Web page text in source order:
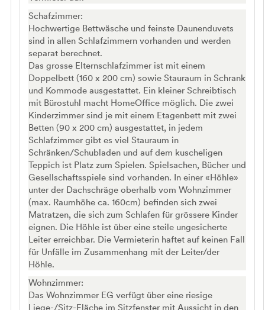
Schafzimmer:
Hochwertige Bettwäsche und feinste Daunenduvets
sind in allen Schlafzimmern vorhanden und werden
separat berechnet.
Das grosse Elternschlafzimmer ist mit einem
Doppelbett (160 x 200 cm) sowie Stauraum in Schrank
und Kommode ausgestattet. Ein kleiner Schreibtisch
mit Bürostuhl macht HomeOffice möglich. Die zwei
Kinderzimmer sind je mit einem Etagenbett mit zwei
Betten (90 x 200 cm) ausgestattet, in jedem
Schlafzimmer gibt es viel Stauraum in
Schränken/Schubladen und auf dem kuscheligen
Teppich ist Platz zum Spielen. Spielsachen, Bücher und
Gesellschaftsspiele sind vorhanden. In einer «Höhle»
unter der Dachschräge oberhalb vom Wohnzimmer
(max. Raumhöhe ca. 160cm) befinden sich zwei
Matratzen, die sich zum Schlafen für grössere Kinder
eignen. Die Höhle ist über eine steile ungesicherte
Leiter erreichbar. Die Vermieterin haftet auf keinen Fall
für Unfälle im Zusammenhang mit der Leiter/der
Höhle.
Wohnzimmer:
Das Wohnzimmer EG verfügt über eine riesige
Liege-/Sitz-Fläche im Sitzfenster mit Aussicht in den